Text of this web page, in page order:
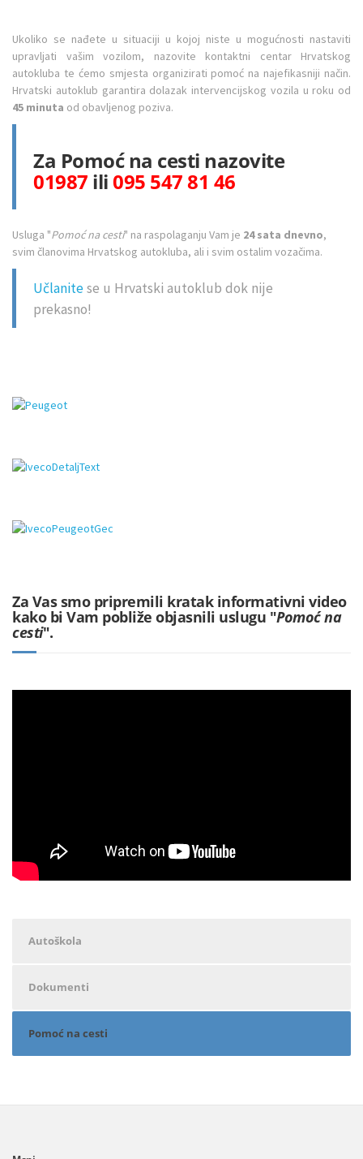
Ukoliko se nađete u situaciji u kojoj niste u mogućnosti nastaviti
upravljati vašim vozilom, nazovite kontaktni centar Hrvatskog
autokluba te ćemo smjesta organizirati pomoć na najefikasniji način.
Hrvatski autoklub garantira dolazak intervencijskog vozila u roku od
45 minuta od obavljenog poziva.
Za Pomoć na cesti nazovite
01987 ili095 547 81 46
Usluga "Pomoć na cesti" na raspolaganju Vam je 24 sata dnevno,
svim članovima Hrvatskog autokluba, ali i svim ostalim vozačima.
Učlanitese u Hrvatski autoklub dok nije
prekasno!
Za Vas smo pripremili kratak informativni video
kako bi Vam pobliže objasnili uslugu "Pomoć na
cesti".
Autoškola
Dokumenti
Pomoć na cesti